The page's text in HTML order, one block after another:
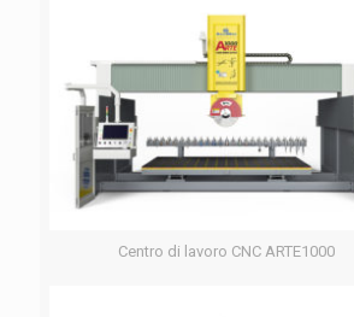
Centro di lavoro CNC ARTE1000